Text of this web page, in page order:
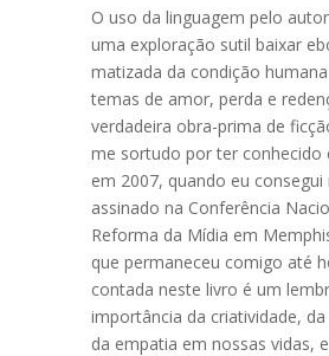
O uso da linguagem pelo
uma exploração sutil baixar
matizada da condição
temas de amor, perda e
verdadeira obra-prima de
me sortudo por ter conhecido
em 2007, quando eu
assinado na Conferência
Reforma da Mídia em
que permaneceu comigo até
contada neste livro é um
importância da criatividade,
da empatia em nossas vidas,